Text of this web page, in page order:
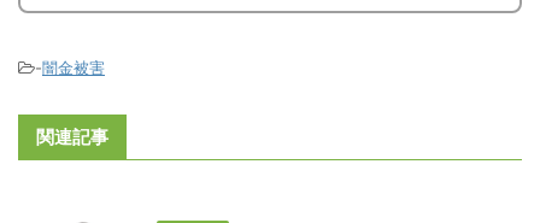
-闇金被害
関連記事